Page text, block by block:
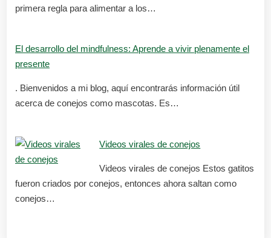
primera regla para alimentar a los…
El desarrollo del mindfulness: Aprende a vivir plenamente el
presente
. Bienvenidos a mi blog, aquí encontrarás información útil
acerca de conejos como mascotas. Es…
Videos virales de conejos
Videos virales de conejos Estos gatitos
fueron criados por conejos, entonces ahora saltan como
conejos…